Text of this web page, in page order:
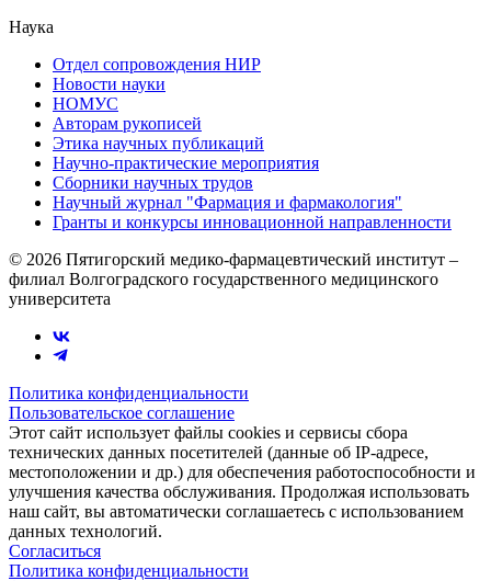
Наука
Отдел сопровождения НИР
Новости науки
НОМУС
Авторам рукописей
Этика научных публикаций
Научно-практические мероприятия
Сборники научных трудов
Научный журнал "Фармация и фармакология"
Гранты и конкурсы инновационной направленности
© 2026 Пятигорский медико-фармацевтический институт –
филиал Волгоградского государственного медицинского
университета
Политика конфиденциальности
Пользовательское соглашение
Этот сайт использует файлы cookies и сервисы сбора
технических данных посетителей (данные об IP-адресе,
местоположении и др.) для обеспечения работоспособности и
улучшения качества обслуживания. Продолжая использовать
наш сайт, вы автоматически соглашаетесь с использованием
данных технологий.
Согласиться
Политика конфиденциальности